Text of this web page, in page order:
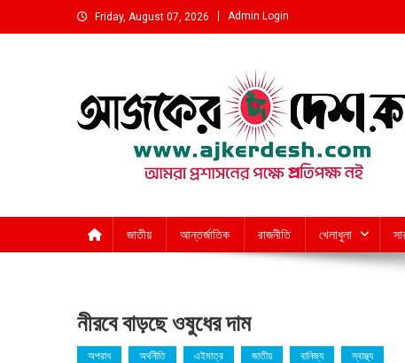
to
Friday, August 07, 2026 Admin Login
জাতীয় আন্তর্জাতিক রাজনীতি খেলাধুলা
নীরবে বাড়ছে ওষুধের দাম
অপরাধ অর্থনীতি এইমাত্র জাতীয় বানিজ্য স্বাস্থ্য